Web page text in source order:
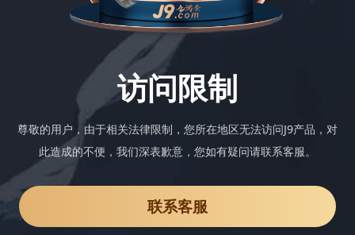
访问限制
尊敬的用户，由于相关法律限制，您所在地区无法访问J9产品，对
此造成的不便，我们深表歉意，您如有疑问请联系客服。
联系客服